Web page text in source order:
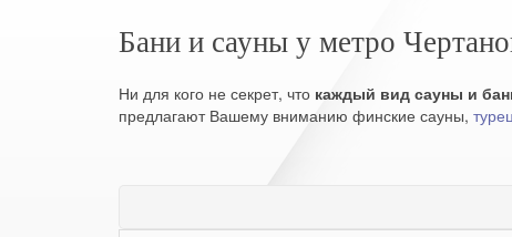
Бани и сауны у метро
Ни для кого не секрет, что каждый вид сауны и
предлагают Вашему вниманию финские сауны,
Для любителей высокой температуры –
в саунах у метро Чертановская позаботятся